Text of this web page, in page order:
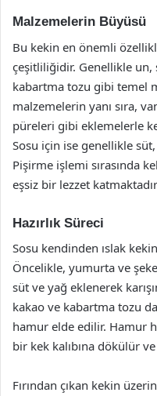
Malzemelerin Büyüsü
Bu kekin en önemli
çeşitliliğidir. Genellikle un,
kabartma tozu gibi temel
malzemelerin yanı sıra,
püreleri gibi eklemelerle
Sosu için ise genellikle süt,
Pişirme işlemi sırasında
eşsiz bir lezzet
Hazırlık Süreci
Sosu kendinden ıslak
Öncelikle, yumurta ve
süt ve yağ eklenerek
kakao ve kabartma tozu
hamur elde edilir. Hamur
bir kek kalıbına dökülür ve
Fırından çıkan kekin